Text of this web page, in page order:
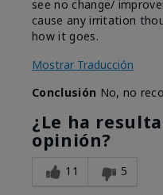
see no change/
cause any irritation
how it goes.
Mostrar Traducción
Conclusión No, no
¿Le ha
opinión?
11 5